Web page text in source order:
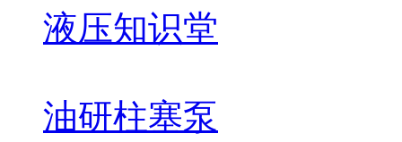
液压知识堂
油研柱塞泵